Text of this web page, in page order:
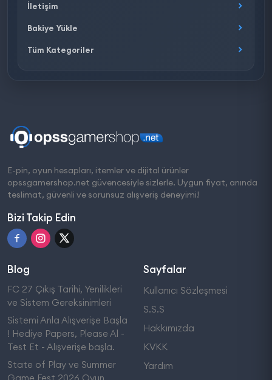
İletişim
Bakiye Yükle
Tüm Kategoriler
E-pin, oyun hesapları, itemler ve dijital ürünler
opssgamershop.net güvencesiyle sizlerle. Uygun fiyat, anında
teslimat, güvenli ve sorunsuz alışveriş deneyimi!
Bizi Takip Edin
Blog
FC 27 Çıkış Tarihi, Yenilikleri
ve Sistem Gereksinimleri
Sistemi Anla Alışverişe Başla
! Hediye Papers, Please Al -
Test Et - Alışverişe başla.
State of Play ve Summer
Sayfalar
Kullanıcı Sözleşmesi
S.S.S
Hakkımızda
KVKK
Yardım